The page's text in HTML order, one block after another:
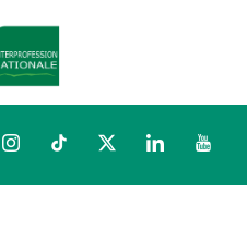
InstagramTikTokTwitterLinkedIn